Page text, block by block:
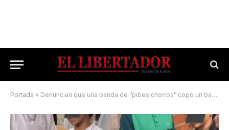
Portada » Denuncian que una banda de “pibes chorros” copó un barrio correntino